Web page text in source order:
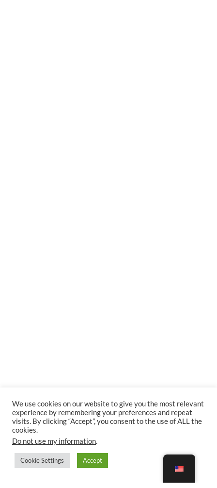
We use cookies on our website to give you the most relevant
experience by remembering your preferences and repeat
visits. By clicking “Accept”, you consent to the use of ALL the
cookies.
Do not use my information.
Cookie Settings Accept